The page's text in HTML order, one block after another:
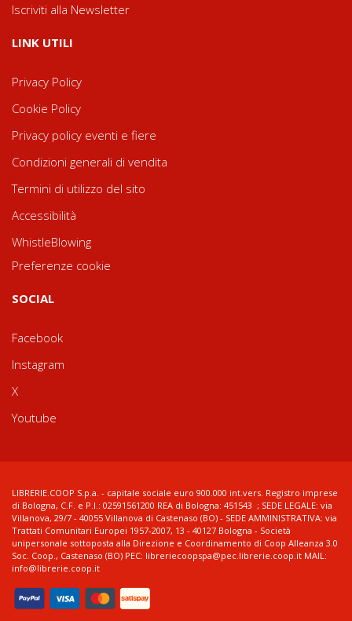
Iscriviti alla Newsletter
LINK UTILI
Privacy Policy
Cookie Policy
Privacy policy eventi e fiere
Condizioni generali di vendita
Termini di utilizzo del sito
Accessibilità
WhistleBlowing
Preferenze cookie
SOCIAL
Facebook
Instagram
X
Youtube
LIBRERIE.COOP S.p.a. - capitale sociale euro 900.000 int.vers. Registro imprese
di Bologna, C.F. e P.I.: 02591561200 REA di Bologna: 451543 ; SEDE LEGALE: via
Villanova, 29/7 - 40055 Villanova di Castenaso (BO) - SEDE AMMINISTRATIVA: via
Trattati Comunitari Europei 1957-2007, 13 - 40127 Bologna - Società
unipersonale sottoposta alla Direzione e Coordinamento di Coop Alleanza 3.0
Soc. Coop., Castenaso (BO) PEC: libreriecoopspa@pec.librerie.coop.it MAIL:
info@librerie.coop.it